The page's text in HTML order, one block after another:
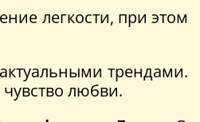
легкости, при этом
трендами.
любви.